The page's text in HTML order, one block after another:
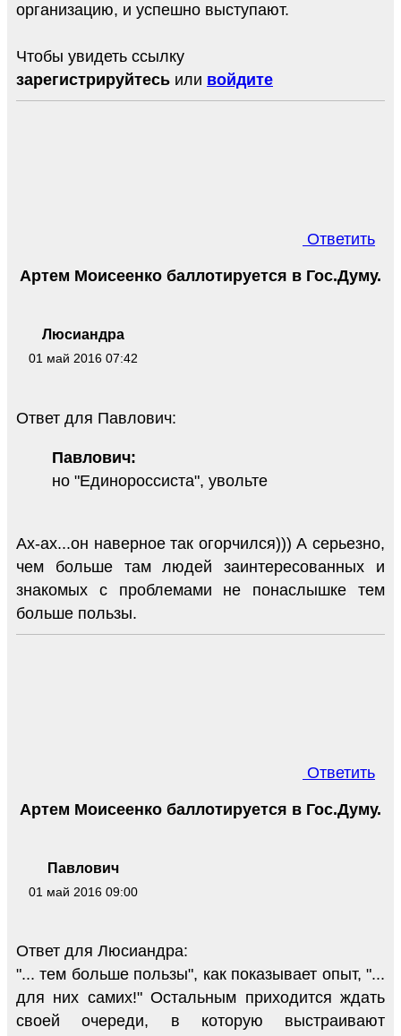
организацию, и успешно выступают.
Чтобы увидеть ссылку
зарегистрируйтесь или войдите
Ответить
Люсиандра
01 май 2016 07:42
Артем Моисеенко баллотируется в Гос.Думу.
Ответ для Павлович:
Павлович:
но "Единороссиста", увольте
Ах-ах...он наверное так огорчился))) А серьезно,
чем больше там людей заинтересованных и
знакомых с проблемами не понаслышке тем
больше пользы.
Ответить
Павлович
01 май 2016 09:00
Артем Моисеенко баллотируется в Гос.Думу.
Ответ для Люсиандра:
"... тем больше пользы", как показывает опыт, "...
для них самих!" Остальным приходится ждать
своей очереди, в которую выстраивают